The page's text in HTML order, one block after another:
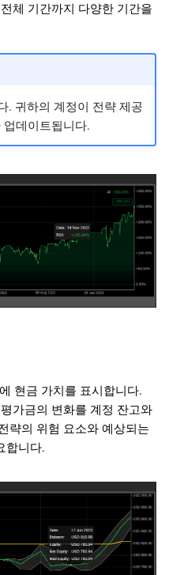
체 기간까지 다양한 기간을
. 귀하의 계정이 전략 제공
업데이트됩니다.
현금 가치를 표시합니다.
가금의 변화를 계정 잔고와
략의 위험 요소와 예상되는
합니다.